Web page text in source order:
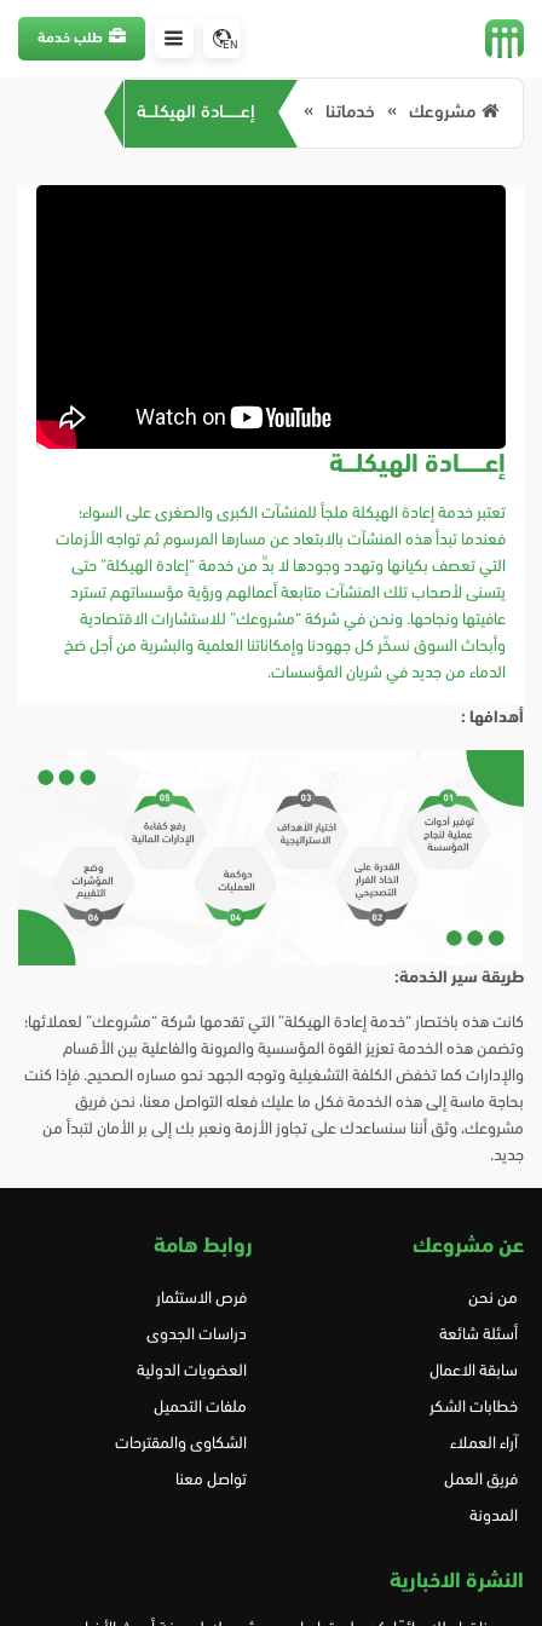
EN طلب خدمة
مشروعك خدماتنا إعـــــــادة الهيكلـــة
إعـــــــادة الهيكلـــة
تعتبر خدمة إعادة الهيكلة ملجأ للمنشآت الكبرى والصغرى على السواء؛
فعندما تبدأ هذه المنشآت بالابتعاد عن مسارها المرسوم ثم تواجه الأزمات
التي تعصف بكيانها وتهدد وجودها لا بدَّ من خدمة “إعادة الهيكلة” حتى
يتسنى لأصحاب تلك المنشآت متابعة أعمالهم ورؤية مؤسساتهم تسترد
عافيتها ونجاحها. ونحن في شركة “مشروعك” للاستشارات الاقتصادية
وأبحاث السوق نسخّر كل جهودنا وإمكاناتنا العلمية والبشرية من أجل ضخ
الدماء من جديد في شريان المؤسسات.
أهدافها :
طريقة سير الخدمة:
كانت هذه باختصار “خدمة إعادة الهيكلة” التي تقدمها شركة “مشروعك” لعملائها؛
وتضمن هذه الخدمة تعزيز القوة المؤسسية والمرونة والفاعلية بين الأقسام
والإدارات كما تخفض الكلفة التشغيلية وتوجه الجهد نحو مساره الصحيح. فإذا كنت
بحاجة ماسة إلى هذه الخدمة فكل ما عليك فعله التواصل معنا، نحن فريق
مشروعك، وثق أننا سنساعدك على تجاوز الأزمة ونعبر بك إلى بر الأمان لتبدأ من
جديد.
عن مشروعك
من نحن
أسئلة شائعة
سابقة الاعمال
خطابات الشكر
آراء العملاء
فريق العمل
المدونة
روابط هامة
فرص الاستثمار
دراسات الجدوى
العضويات الدولية
ملفات التحميل
الشكاوى والمقترحات
تواصل معنا
النشرة الاخبارية